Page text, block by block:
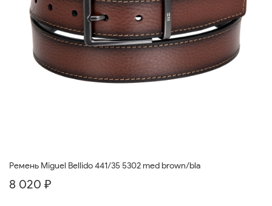
Ремень Miguel Bellido 441/35 5302 med brown/bla
8 020 ₽